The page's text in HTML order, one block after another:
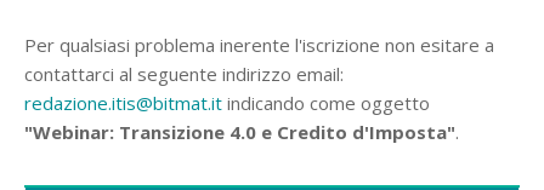
Per qualsiasi problema inerente l'iscrizione non esitare a
contattarci al seguente indirizzo email:
redazione.itis@bitmat.it indicando come oggetto
"Webinar: Transizione 4.0 e Credito d'Imposta".